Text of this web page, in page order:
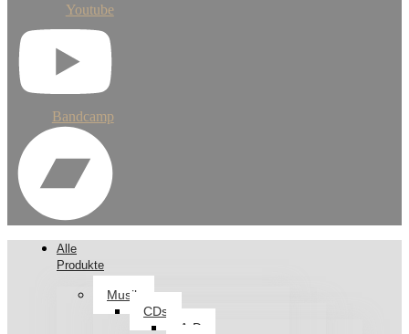
Youtube
Bandcamp
Alle
Produkte
Musik
CDs
A-D